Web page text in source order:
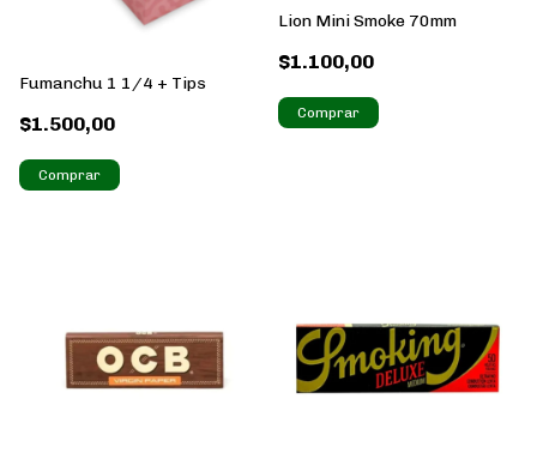
Fumanchu 1 1/4 + Tips
$1.500,00
Lion Mini Smoke 70mm
$1.100,00